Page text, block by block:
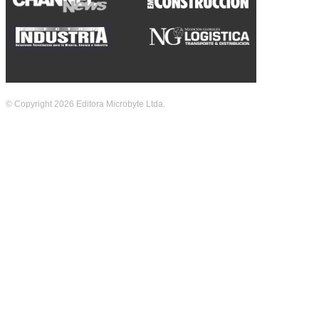
© Copyright 2026 Editora Microbyte Ltda.